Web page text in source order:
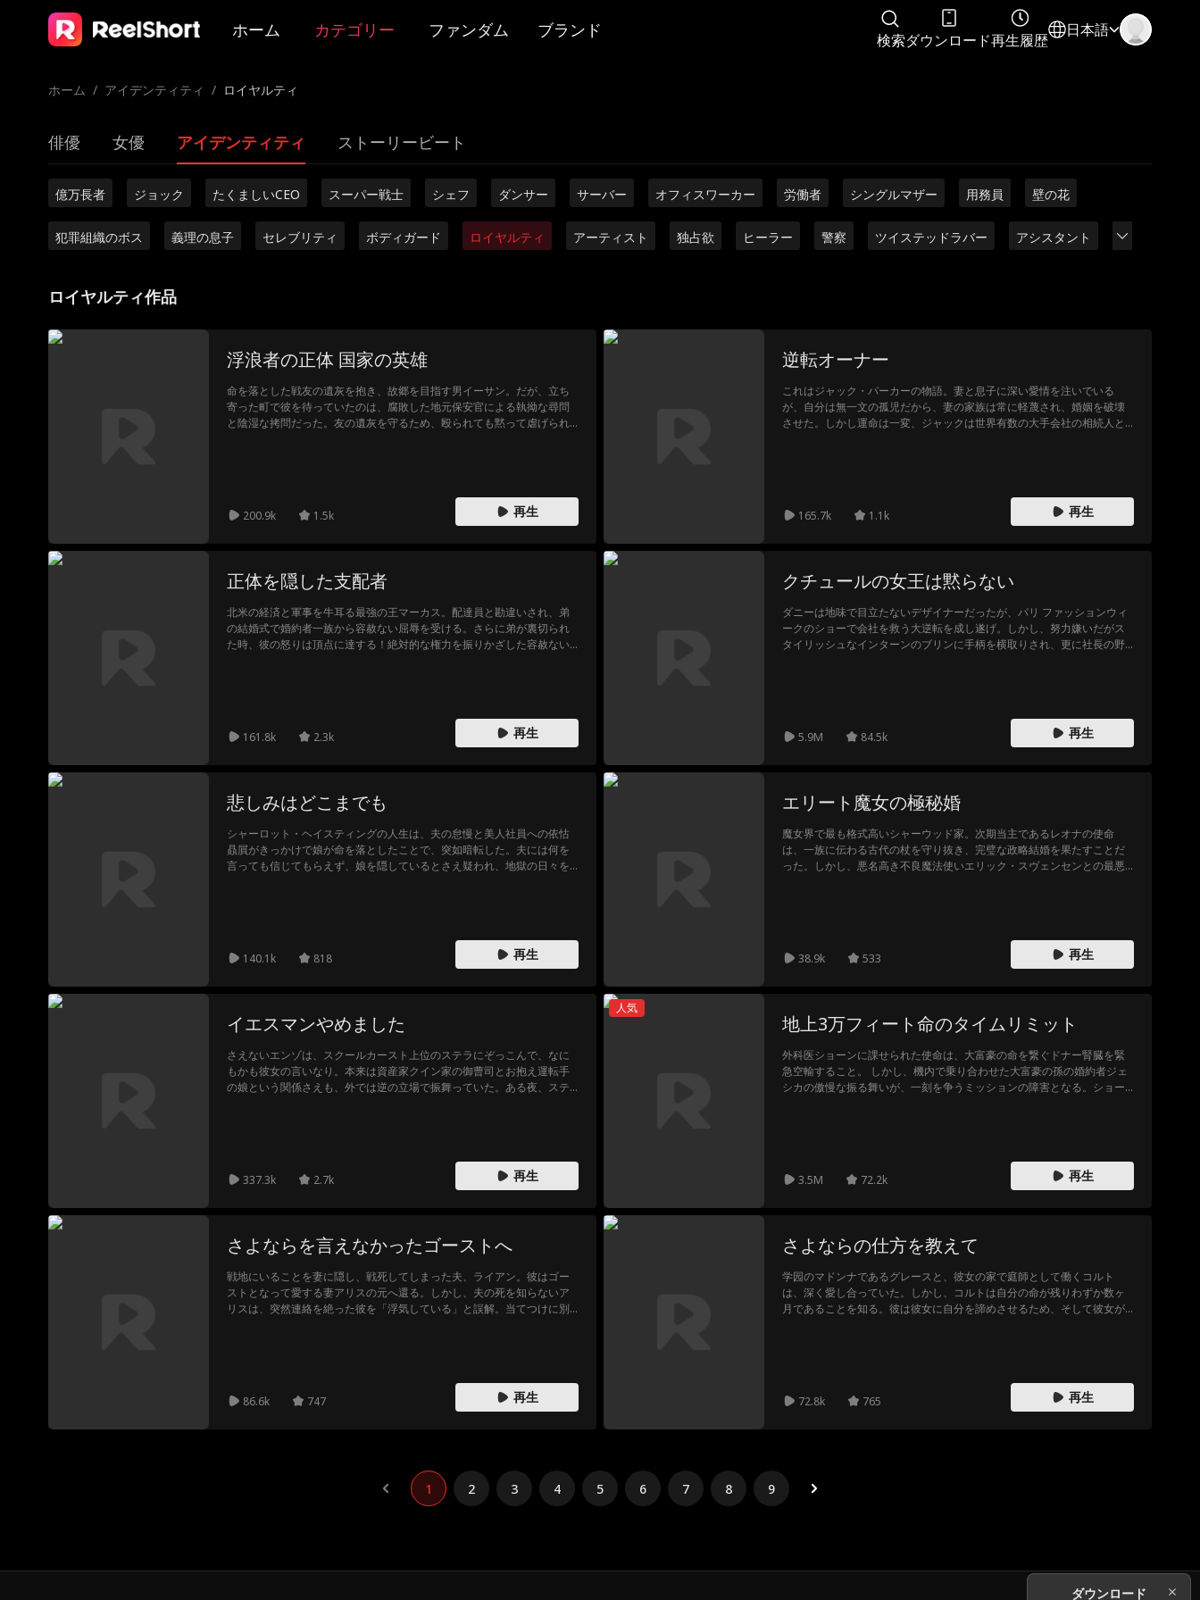
ホーム カテゴリー ファンダム ブランド
検索ダウンロード再生履歴
日本語
ホーム / アイデンティティ / ロイヤルティ
俳優 女優 アイデンティティ ストーリービート
億万長者 ジョック たくましいCEO スーパー戦士 シェフ ダンサー サーバー オフィスワーカー 労働者 シングルマザー 用務員 壁の花
犯罪組織のボス 義理の息子 セレブリティ ボディガード ロイヤルティ アーティスト 独占欲 ヒーラー 警察 ツイステッドラバー アシスタント
ロイヤルティ作品
浮浪者の正体 国家の英雄
命を落とした戦友の遺灰を抱き、故郷を目指す男イーサン。だが、立ち
寄った町で彼を待っていたのは、腐敗した地元保安官による執拗な尋問
と陰湿な拷問だった。友の遺灰を守るため、殴られても黙って虐げられ
舎の警察署に？ そして、口を閉ざし続けたイーサンの凄絶な過去とは……
封印されたアメリカの誇りが、いま目を覚ます。
200.9k 1.5k 再生
逆転オーナー
これはジャック・パーカーの物語。妻と息子に深い愛情を注いでいる
が、自分は無一文の孤児だから、妻の家族は常に軽蔑され、婚姻を破壊
させた。しかし運命は一変、ジャックは世界有数の大手会社の相続人と
165.7k 1.1k 再生
正体を隠した支配者
北米の経済と軍事を牛耳る最強の王マーカス。配達員と勘違いされ、弟
の結婚式で婚約者一族から容赦ない屈辱を受ける。さらに弟が裏切られ
た時、彼の怒りは頂点に達する！絶対的な権力を振りかざした容赦ない
161.8k 2.3k 再生
クチュールの女王は黙らない
ダニーは地味で目立たないデザイナーだったが、パリ ファッションウィ
ークのショーで会社を救う大逆転を成し遂げ。しかし、努力嫌いだがス
タイリッシュなインターンのブリンに手柄を横取りされ、更に社長の野
5.9M 84.5k 再生
悲しみはどこまでも
シャーロット・ヘイスティングの人生は、夫の怠慢と美人社員への依怙
贔屓がきっかけで娘が命を落としたことで、突如暗転した。夫には何を
言っても信じてもらえず、娘を隠しているとさえ疑われ、地獄の日々を
140.1k 818 再生
エリート魔女の極秘婚
魔女界で最も格式高いシャーウッド家。次期当主であるレオナの使命
は、一族に伝わる古代の杖を守り抜き、完璧な政略結婚を果たすことだ
った。しかし、悪名高き不良魔法使いエリック・スヴェンセンとの最悪
る。だが、この危険で魅力的な夫と旅を続けるうちに、レオナの心に築
かれた分厚い壁と果たすべき義務が、音を立てて崩れ始めていき——果
38.9k 533 再生
イエスマンやめました
さえないエンゾは、スクールカースト上位のステラにぞっこんで、なに
もかも彼女の言いなり。本来は資産家クイン家の御曹司とお抱え運転手
の娘という関係さえも、外では逆の立場で振舞っていた。ある夜、ステ
337.3k 2.7k 再生
人気
地上3万フィート命のタイムリミット
外科医ショーンに課せられた使命は、大富豪の命を繋ぐドナー腎臓を緊
急空輸すること。 しかし、機内で乗り合わせた大富豪の孫の婚約者ジェ
シカの傲慢な振る舞いが、一刻を争うミッションの障害となる。ショー
3.5M 72.2k 再生
さよならを言えなかったゴーストへ
戦地にいることを妻に隠し、戦死してしまった夫、ライアン。彼はゴー
ストとなって愛する妻アリスの元へ還る。しかし、夫の死を知らないア
リスは、突然連絡を絶った彼を「浮気している」と誤解。当てつけに別
86.6k 747 再生
さよならの仕方を教えて
学园のマドンナであるグレースと、彼女の家で庭師として働くコルト
は、深く愛し合っていた。しかし、コルトは自分の命が残りわずか数ヶ
月であることを知る。彼は彼女に自分を諦めさせるため、そして彼女が
72.8k
765 再生
1 2 3 4 5 6 7 8 9
ダウンロード